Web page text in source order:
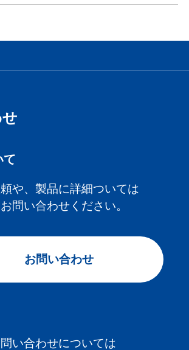
て
や、製品に詳細ついては
問い合わせください。
お問い合わせ
い合わせについては